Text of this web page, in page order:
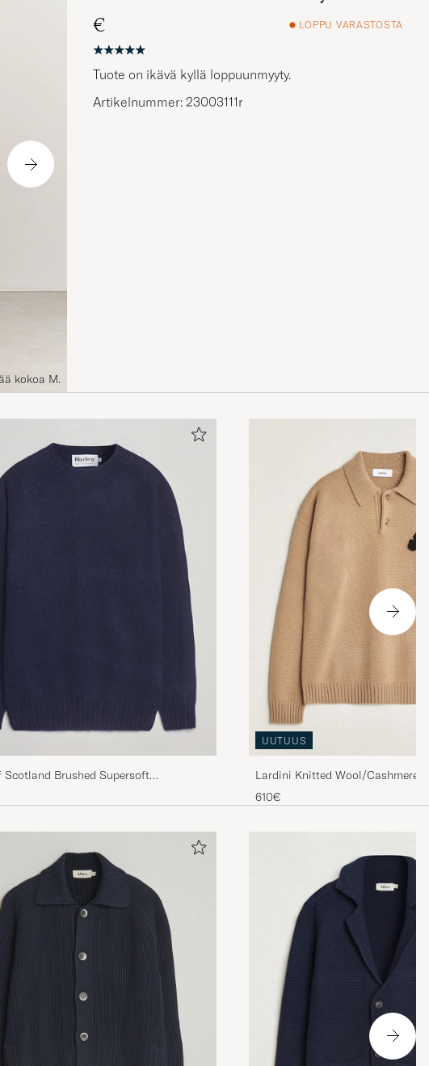
kokoa M.
€
LOPPU VARASTOSTA
Tuote on ikävä kyllä loppuunmyyty.
Artikelnummer: 23003111r
Scotland Brushed Supersoft
Crewneck Navy
UUTUUS
Lardini Knitted Wool/Cashmere
610€